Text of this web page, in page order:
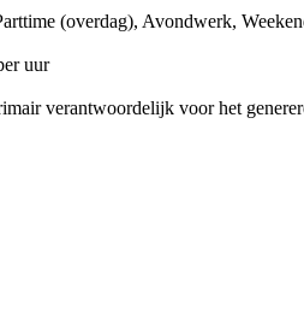
(overdag), Avondwerk,
uur
verantwoordelijk voor het